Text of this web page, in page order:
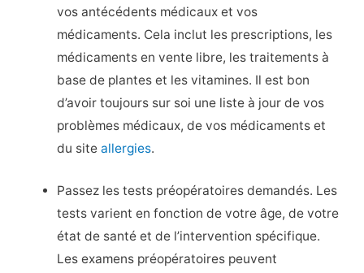
vos antécédents médicaux et vos
médicaments. Cela inclut les prescriptions, les
médicaments en vente libre, les traitements à
base de plantes et les vitamines. Il est bon
d’avoir toujours sur soi une liste à jour de vos
problèmes médicaux, de vos médicaments et
du siteallergies.
Passez les tests préopératoires demandés. Les
tests varient en fonction de votre âge, de votre
état de santé et de l’intervention spécifique.
Les examens préopératoires peuvent